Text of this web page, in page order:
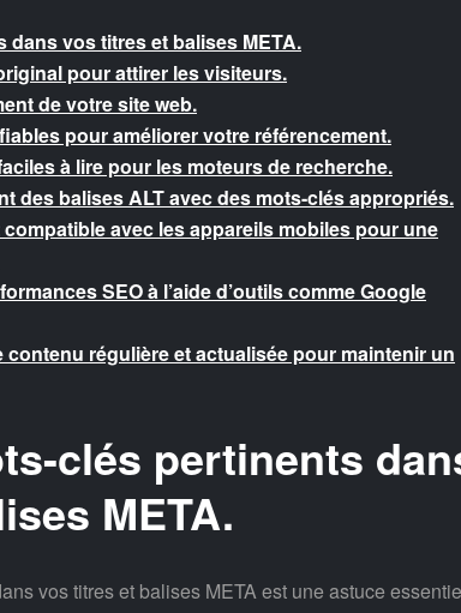
vos titres et balises META.
pour attirer les visiteurs.
de votre site web.
pour améliorer votre référencement.
à lire pour les moteurs de recherche.
des balises ALT avec des mots-clés appropriés.
avec les appareils mobiles pour une
SEO à l’aide d’outils comme Google
contenu régulière et actualisée pour maintenir un
clés pertinents
META.
vos titres et balises META est une astuce